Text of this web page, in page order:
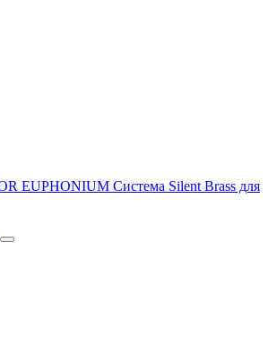
EUPHONIUM Система Silent Brass для